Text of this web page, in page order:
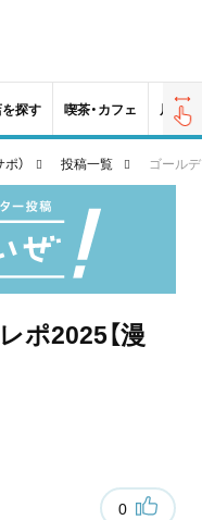
探す 喫茶・カフェ 居酒屋
） 投稿一覧 ゴール
ポ2025【漫
0